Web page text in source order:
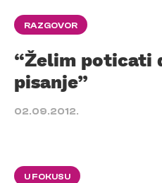
RAZGOVOR
“Želim poticati
pisanje”
02.09.2012.
U FOKUSU